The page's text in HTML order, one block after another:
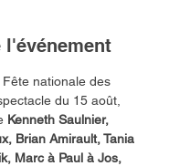
l'événement
nationale des
du 15 août,
Kenneth Saulnier,
Brian Amirault, Tania
Marc à Paul à Jos,